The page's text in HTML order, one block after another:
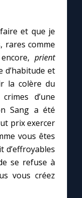
et que je
rares comme
prient
d’habitude et
la colère du
d’une
Sang a été
prix exercer
vous êtes
d’effroyables
se refuse à
vous créez